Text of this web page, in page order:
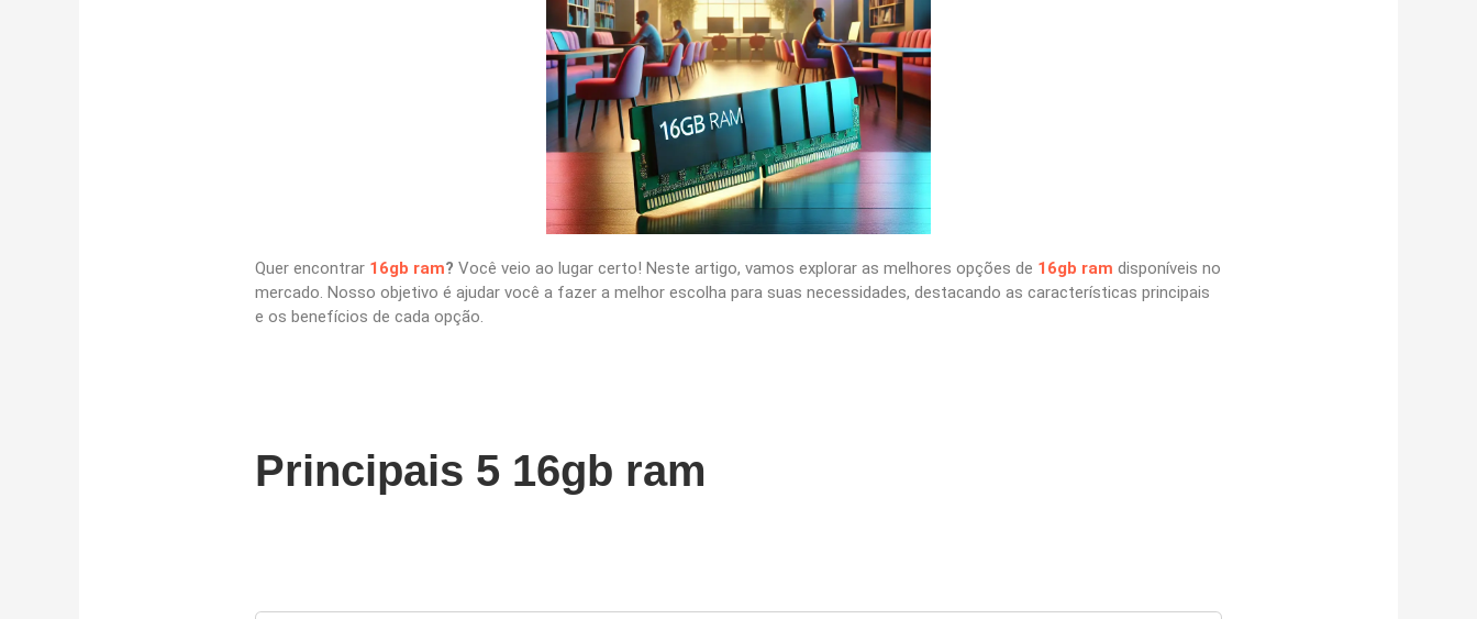
Quer encontrar 16gb ram? Você veio ao lugar certo! Neste artigo, vamos explorar as melhores opções de 16gb ram disponíveis no
mercado. Nosso objetivo é ajudar você a fazer a melhor escolha para suas necessidades, destacando as características principais
e os benefícios de cada opção.
Principais 5 16gb ram